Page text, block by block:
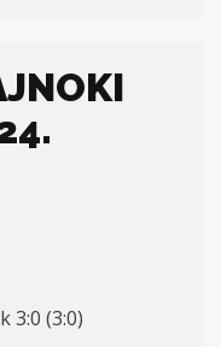
3:0 (3:0)